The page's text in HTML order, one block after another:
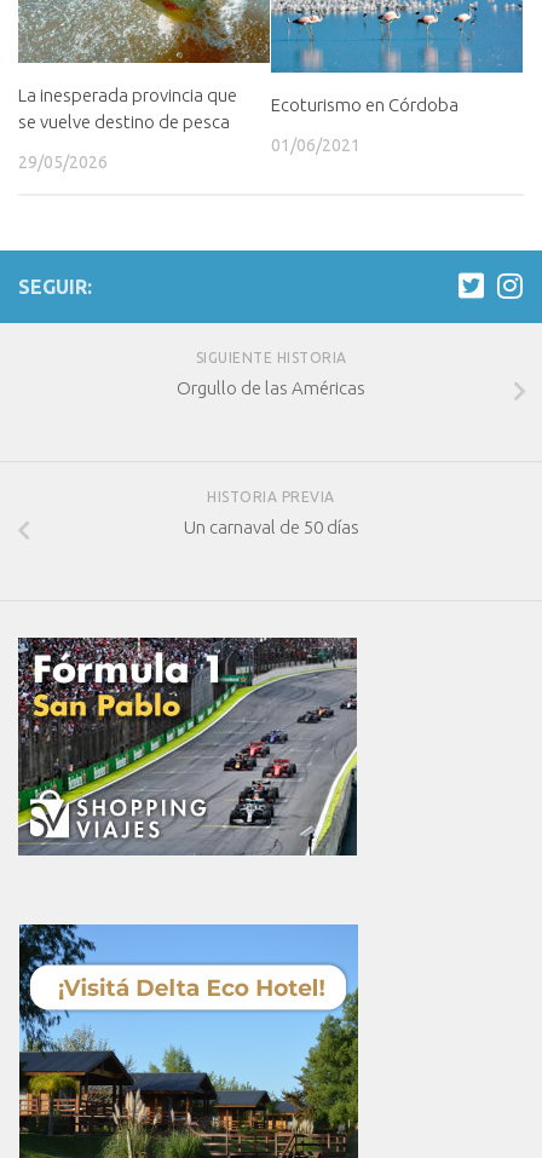
La inesperada provincia que
se vuelve destino de pesca
29/05/2026
Ecoturismo en Córdoba
01/06/2021
SEGUIR:
SIGUIENTE HISTORIA
Orgullo de las Américas
HISTORIA PREVIA
Un carnaval de 50 días